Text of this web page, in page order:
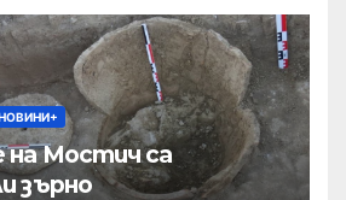
Мостич са
зърно